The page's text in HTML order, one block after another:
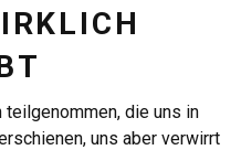
teilgenommen, die uns in
uns aber verwirrt